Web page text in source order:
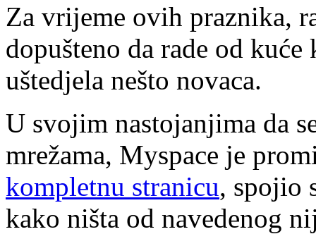
Za vrijeme ovih praznika,
dopušteno da rade od
uštedjela nešto novaca.
U svojim nastojanjima da
mrežama, Myspace je
kompletnu stranicu, spojio
kako ništa od navedenog